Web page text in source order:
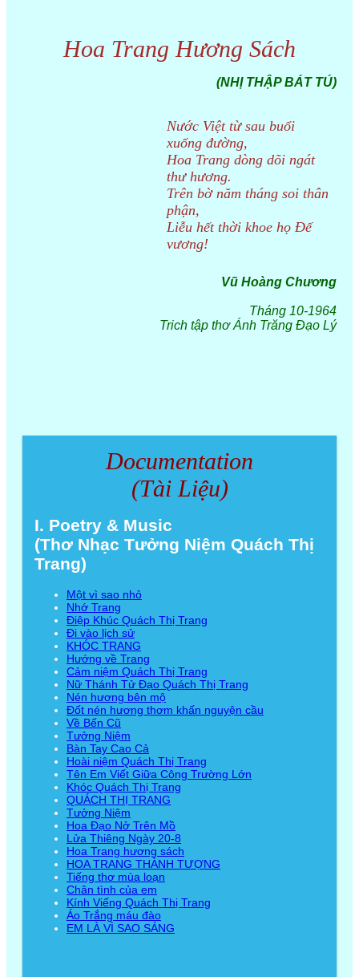
Hoa Trang Hương Sách
(NHỊ THẬP BÁT TÚ)
Nước Việt từ sau buổi
xuống đường,
Hoa Trang dòng dõi ngát
thư hương.
Trên bờ năm tháng soi thân
phận,
Liễu hết thời khoe họ Đế
vương!
Vũ Hoàng Chương
Tháng 10-1964
Trich tập thơ Ánh Trăng Đạo Lý
Documentation
(Tài Liệu)
I. Poetry & Music
(Thơ Nhạc Tưởng Niệm Quách Thị
Trang)
Một vì sao nhỏ
Nhớ Trang
Điệp Khúc Quách Thị Trang
Đi vào lịch sử
KHÓC TRANG
Hướng về Trang
Cảm niệm Quách Thị Trang
Nữ Thánh Tử Đạo Quách Thị Trang
Nén hương bên mộ
Đốt nén hương thơm khấn nguyện cầu
Về Bến Cũ
Tưởng Niệm
Bàn Tay Cao Cả
Hoài niệm Quách Thị Trang
Tên Em Viết Giữa Công Trường Lớn
Khóc Quách Thị Trang
QUÁCH THỊ TRANG
Tưởng Niệm
Hoa Đạo Nở Trên Mồ
Lửa Thiêng Ngày 20-8
Hoa Trang hương sách
HOA TRANG THÀNH TƯỢNG
Tiếng thơ mùa loạn
Chân tình của em
Kính Viếng Quách Thị Trang
Áo Trắng máu đào
EM LÀ VÌ SAO SÁNG